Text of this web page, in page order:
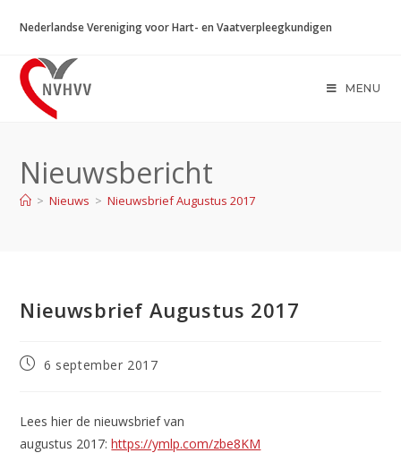
naar
inhoud
Nederlandse Vereniging voor Hart- en Vaatverpleegkundigen
MENU
Nieuwsbericht
> Nieuws > Nieuwsbrief Augustus 2017
Nieuwsbrief Augustus 2017
Bericht6 september 2017
Lees hier de nieuwsbrief van
augustus 2017:https://ymlp.com/zbe8KM